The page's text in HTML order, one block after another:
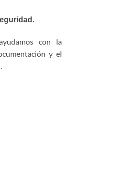
con la
y el